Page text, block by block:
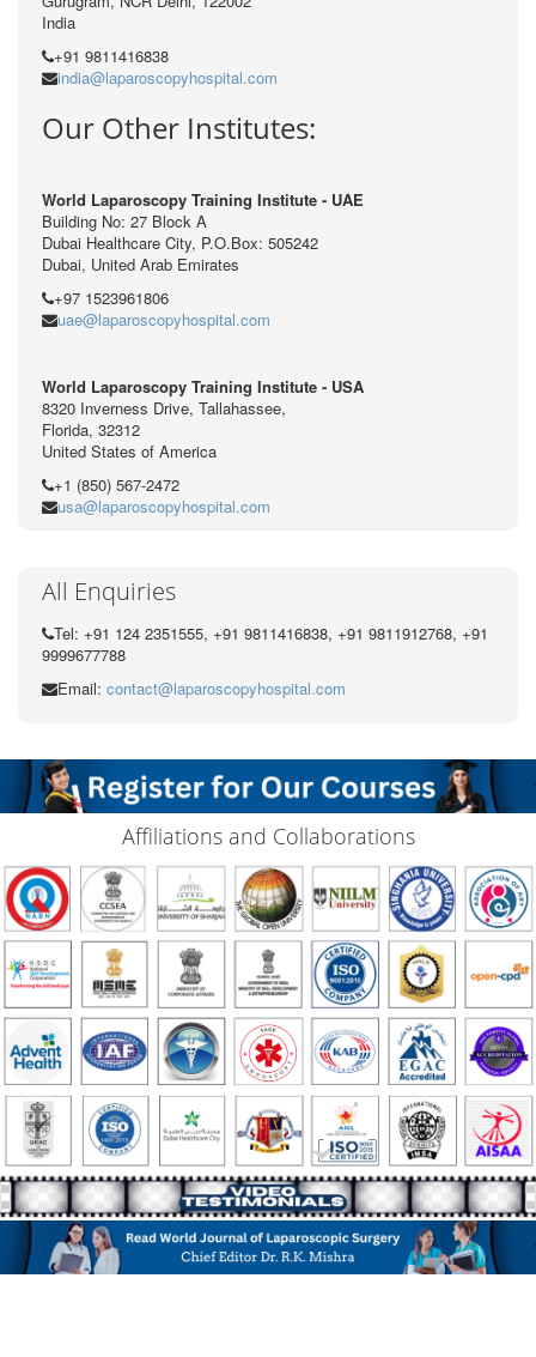
India
+91 9811416838
india@laparoscopyhospital.com
Our Other Institutes:
World Laparoscopy Training Institute - UAE
Building No: 27 Block A
Dubai Healthcare City, P.O.Box: 505242
Dubai, United Arab Emirates
+97 1523961806
uae@laparoscopyhospital.com
World Laparoscopy Training Institute - USA
8320 Inverness Drive, Tallahassee,
Florida, 32312
United States of America
+1 (850) 567-2472
usa@laparoscopyhospital.com
All Enquiries
Tel: +91 124 2351555, +91 9811416838, +91 9811912768, +91
9999677788
Email: contact@laparoscopyhospital.com
Affiliations and Collaborations